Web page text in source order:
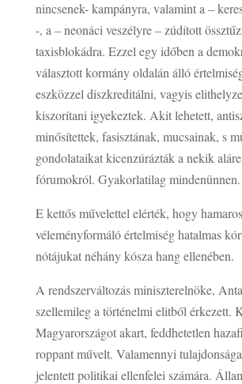
nincsenek- kampányra, valamint a –
-, a – neonáci veszélyre – zúdított
taxisblokádra. Ezzel egy időben a
választott kormány oldalán álló
eszközzel diszkreditálni, vagyis
kiszorítani igyekeztek. Akit lehetett,
minősítettek, fasisztának, mucsainak, s
gondolataikat kicenzúrázták a nekik
fórumokról. Gyakorlatilag mindenünnen.
E kettős művelettel elérték, hogy
véleményformáló értelmiség hatalmas
nótájukat néhány kósza hang ellenében.
A rendszerváltozás miniszterelnöke,
szellemileg a történelmi elitből érkezett.
Magyarországot akart, feddhetetlen
roppant művelt. Valamennyi
jelentett politikai ellenfelei számára.